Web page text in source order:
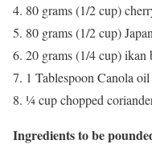
80 grams (1/2 cup)
80 grams (1/2 cup)
20 grams (1/4 cup) ikan
1 Tablespoon Canola oil
¼ cup chopped
Ingredients to be